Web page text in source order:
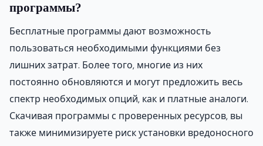
программы?
Бесплатные программы дают возможность
пользоваться необходимыми функциями без
лишних затрат. Более того, многие из них
постоянно обновляются и могут предложить весь
спектр необходимых опций, как и платные аналоги.
Скачивая программы с проверенных ресурсов, вы
также минимизируете риск установки вредоносного